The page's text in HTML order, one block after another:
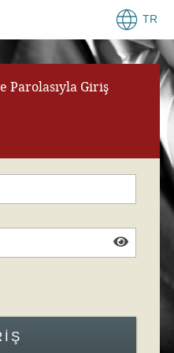
TR
Parolasıyla Giriş